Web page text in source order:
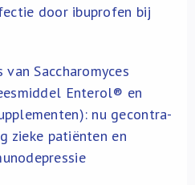
door ibuprofen bij
Saccharomyces
Enterol® en
nu gecontra-
zieke patiënten en